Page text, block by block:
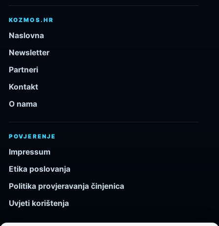
KOZMOS.HR
Naslovna
Newsletter
Partneri
Kontakt
O nama
POVJERENJE
Impressum
Etika poslovanja
Politika provjeravanja činjenica
Uvjeti korištenja